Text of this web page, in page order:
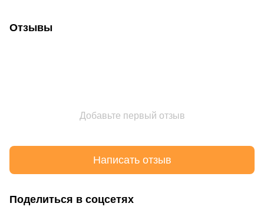
Отзывы
Добавьте первый отзыв
Написать отзыв
Поделиться в соцсетях